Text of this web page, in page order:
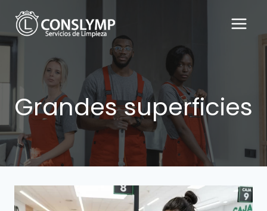
Saltar
contenido
Grandes superficies